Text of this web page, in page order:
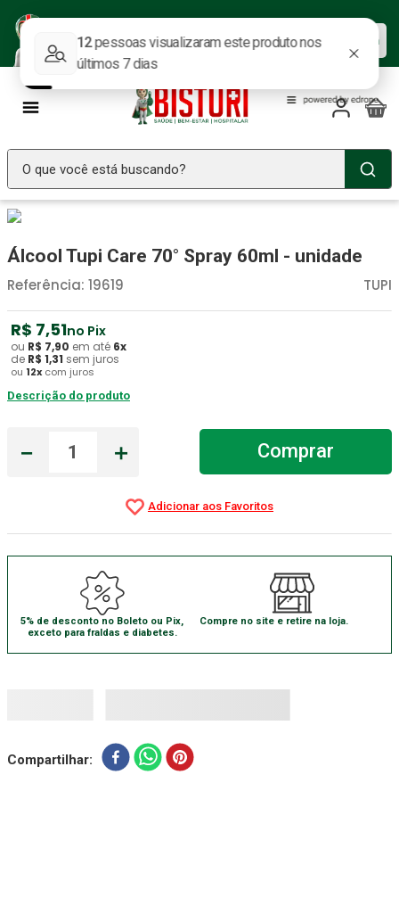
ofertas.
Baixar agora
O que você está buscando?
Álcool Tupi Care 70° Spray 60ml - unidade
TUPI
Referência: 19619
R$ 7,51no Pix
ou R$ 7,90 em até 6x
de R$ 1,31 sem juros
ou 12x com juros
Descrição do produto
＋
－ Comprar
5% de desconto no Boleto ou Pix,
exceto para fraldas e diabetes.
Compre no site e retire na loja.
Compartilhar
Fralda Geriatrica
4º Littmann
5 Estetoscopio Littmann
6º Aparelho Pressão
Gaze Esteril
Cadeira Banho